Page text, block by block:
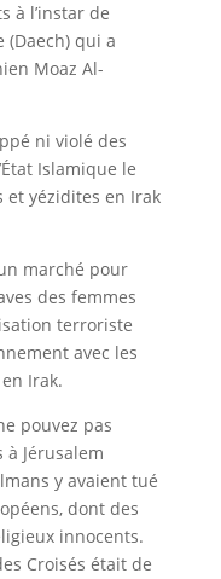
à l’instar de
(Daech) qui a
Moaz Al-
ni violé des
Islamique le
yézidites en Irak
marché pour
des femmes
terroriste
avec les
Irak.
pouvez pas
Jérusalem
y avaient tué
dont des
innocents.
Croisés était de